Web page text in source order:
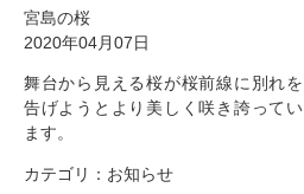
宮島の桜
2020年04月07日
舞台から見える桜が桜前線に別れを
告げようとより美しく咲き誇ってい
ます。
カテゴリ： お知らせ